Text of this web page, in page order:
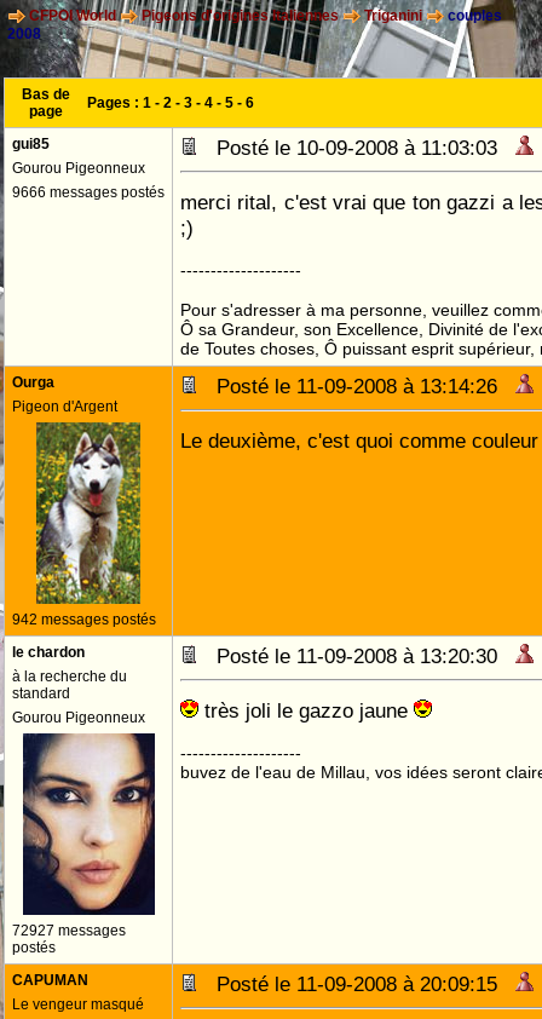
CFPOI World Pigeons d'origines Italiennes Triganini
couples
2008
Bas de
page
Pages : 1 - 2 - 3 - 4 - 5 - 6
gui85
Gourou Pigeonneux
9666 messages postés
Posté le 10-09-2008 à 11:03:03
merci rital, c'est vrai que ton gazzi a
;)
--------------------
Pour s'adresser à ma personne, veuillez
Ô sa Grandeur, son Excellence, Divinité de
de Toutes choses, Ô puissant esprit supérieur,
Ourga
Pigeon d'Argent
942 messages postés
Posté le 11-09-2008 à 13:14:26
Le deuxième, c'est quoi comme
le chardon
à la recherche du
standard
Gourou Pigeonneux
72927 messages
postés
Posté le 11-09-2008 à 13:20:30
très joli le gazzo jaune
--------------------
buvez de l'eau de Millau, vos idées seront
CAPUMAN
Le vengeur masqué
Posté le 11-09-2008 à 20:09:15